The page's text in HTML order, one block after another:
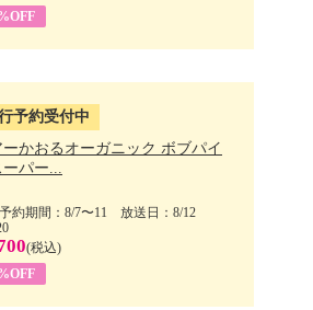
予約受付中
ーかおるオーガニック ボブパイ
ーパー...
約期間：8/7〜11 放送日：8/12
(税込)